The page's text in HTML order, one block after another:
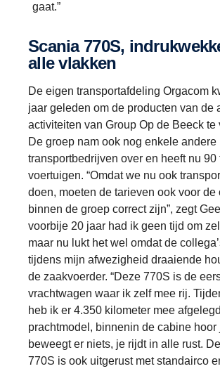
gaat.”
Scania 770S, indrukwekkend op
alle vlakken
De eigen transportafdeling Orgacom
jaar geleden om de producten van de
activiteiten van Group Op de Beeck te
De groep nam ook nog enkele andere
transportbedrijven over en heeft nu 90
voertuigen. “Omdat we nu ook
doen, moeten de tarieven ook voor de
binnen de groep correct zijn”, zegt
voorbije 20 jaar had ik geen tijd om
maar nu lukt het wel omdat de
tijdens mijn afwezigheid draaiende
de zaakvoerder. “Deze 770S is de
vrachtwagen waar ik zelf mee rij.
heb ik er 4.350 kilometer mee
prachtmodel, binnenin de cabine hoor
beweegt er niets, je rijdt in alle rust.
770S is ook uitgerust met standairco